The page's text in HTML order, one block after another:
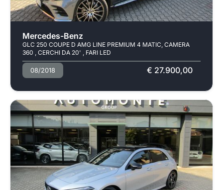
Mercedes-Benz
GLC 250 COUPE D AMG LINE PREMIUM 4 MATIC, CAMERA
360 , CERCHI DA 20' , FARI LED
08/2018 € 27.900,00